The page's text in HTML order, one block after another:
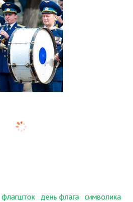
флагшток день флага символика